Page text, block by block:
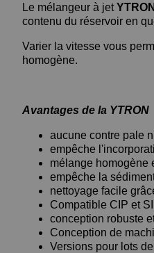
Le mélangeur à jetYTRON
contenu du réservoir en
Varier la vitesse vous
homogène.
Avantages de la YTRON
aucune contre pale
empêche
mélange homogène
empêche la
nettoyage facile
Compatible CIP et
conception robuste
Conception de
Versions pour lots